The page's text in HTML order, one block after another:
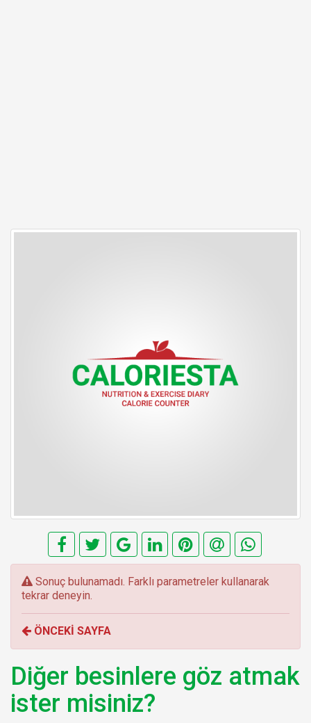
E
r
o
r
:
Sonuç bulunamadı. Farklı parametreler kullanarak
tekrar deneyin.
ÖNCEKİ SAYFA
Diğer besinlere göz atmak
ister misiniz?